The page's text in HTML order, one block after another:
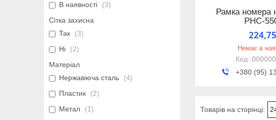
Рамка номера
РНС-
Немає в
+380 (95)
В наявності
3
Сітка захисна
Так
3
Ні
2
Матеріал
Нержавіюча сталь
4
Пластик
2
Метал
1